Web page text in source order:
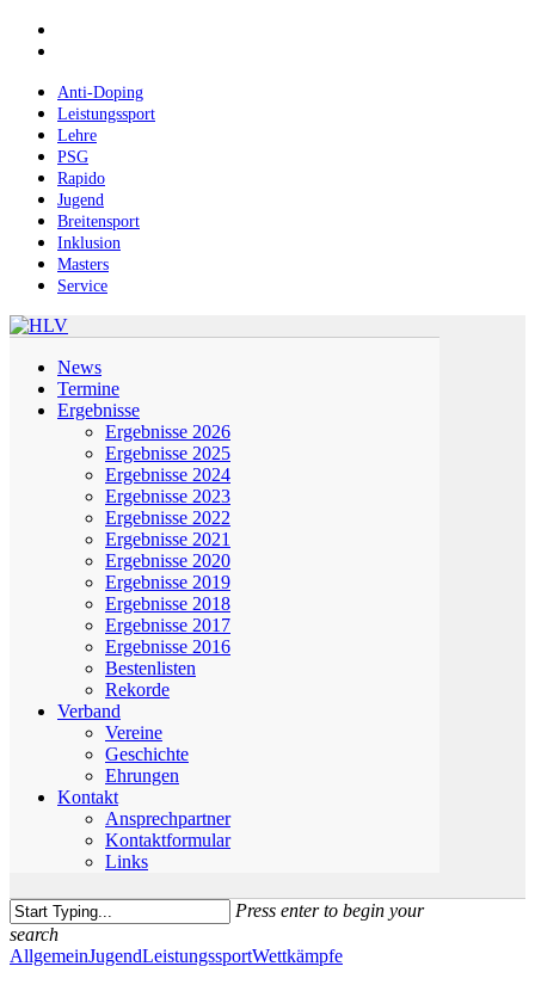
Skip
contentAnti-Doping
Leistungssport
Lehre
PSG
Rapido
Jugend
Breitensport
Inklusion
Masters
Service
News
Termine
Ergebnisse
Ergebnisse 2026
Ergebnisse 2025
Ergebnisse 2024
Ergebnisse 2023
Ergebnisse 2022
Ergebnisse 2021
Ergebnisse 2020
Ergebnisse 2019
Ergebnisse 2018
Ergebnisse 2017
Ergebnisse 2016
Bestenlisten
Rekorde
Verband
Vereine
Geschichte
Ehrungen
Kontakt
Ansprechpartner
Kontaktformular
Links
Press enter to begin your
search
Close
AllgemeinJugendLeistungssportWettkämpfe